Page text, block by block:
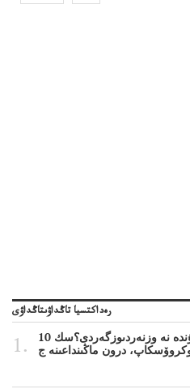
رەداكتسيا تاڭداۋىتاڭداۋى
10 كۇندە نە وزنەردىوزگەردى؟سك